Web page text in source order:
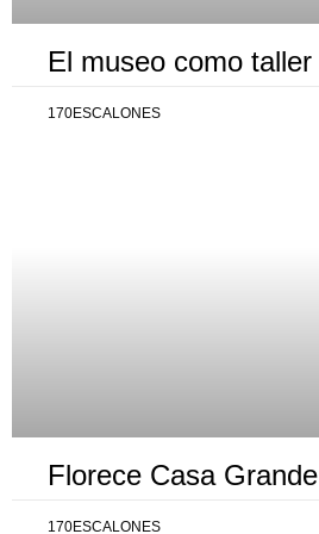
El museo como taller
170ESCALONES
Florece Casa Grande
170ESCALONES